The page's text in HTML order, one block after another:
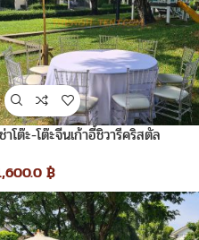
าโต๊ะ-โต๊ะจีนเก้าอี้ชิวารีคริสตัล
฿